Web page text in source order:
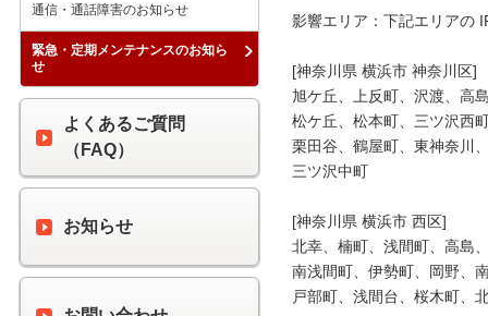
影響エリア：下記エリアの
[神奈川県 横浜市 神奈川区]
旭ケ丘、上反町、沢渡、高
松ケ丘、松本町、三ツ沢西
栗田谷、鶴屋町、東神奈川
三ツ沢中町
[神奈川県 横浜市 西区]
北幸、楠町、浅間町、高島
南浅間町、伊勢町、岡野、
戸部町、浅間台、桜木町、
通信・通話障害のお知らせ
緊急・定期メンテナンスのお知ら
せ
よくあるご質問
（FAQ）
お知らせ